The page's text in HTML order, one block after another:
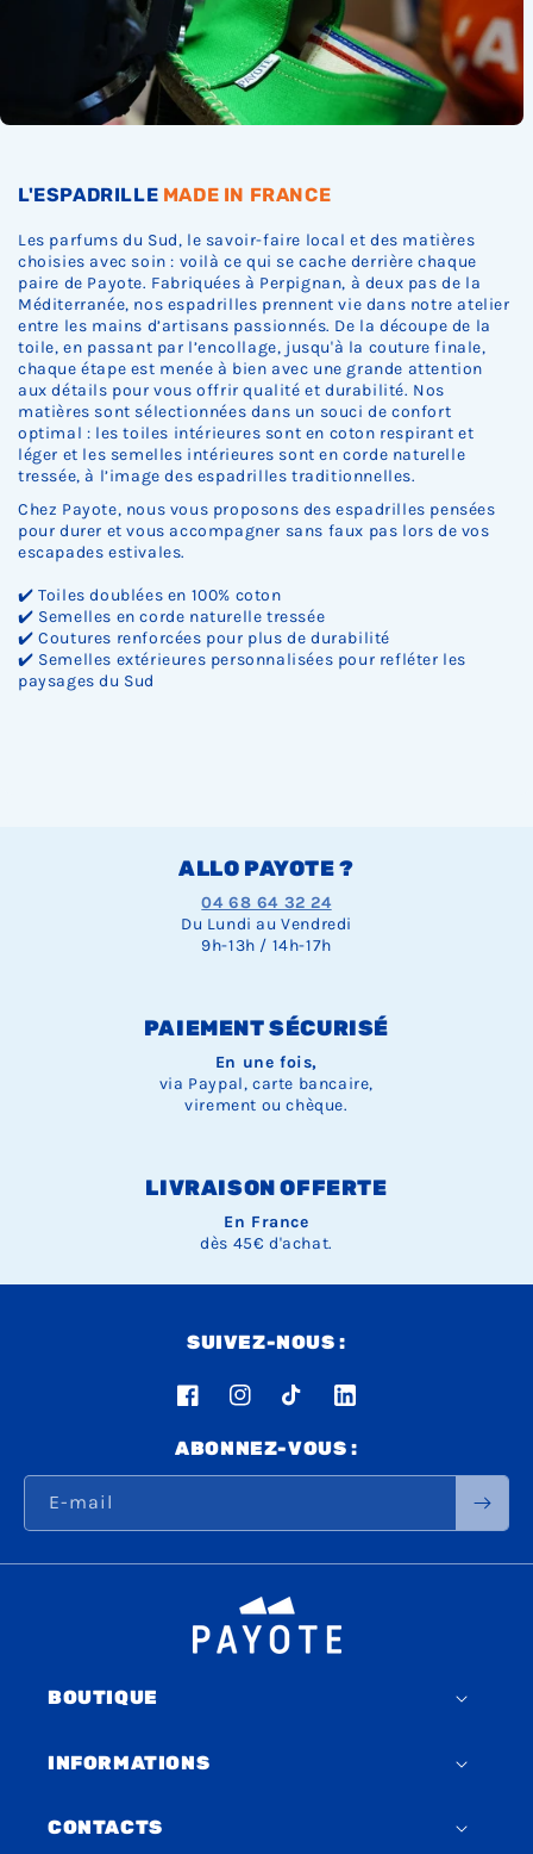
c
k
.
c
.
c
k
.
.
L'ESPADRILLE MADE IN FRANCE
Les parfums du Sud, le savoir-faire local et des matières
choisies avec soin : voilà ce qui se cache derrière chaque
paire de Payote. Fabriquées à Perpignan, à deux pas de la
Méditerranée, nos espadrilles prennent vie dans notre atelier
entre les mains d’artisans passionnés. De la découpe de la
toile, en passant par l’encollage, jusqu'à la couture finale,
chaque étape est menée à bien avec une grande attention
aux détails pour vous offrir qualité et durabilité. Nos
matières sont sélectionnées dans un souci de confort
optimal : les toiles intérieures sont en coton respirant et
léger et les semelles intérieures sont en corde naturelle
tressée, à l’image des espadrilles traditionnelles.
Chez Payote, nous vous proposons des espadrilles pensées
pour durer et vous accompagner sans faux pas lors de vos
escapades estivales.
✔️ Toiles doublées en 100% coton
✔️ Semelles en corde naturelle tressée
✔️ Coutures renforcées pour plus de durabilité
✔️ Semelles extérieures personnalisées pour refléter les
paysages du Sud
ALLO PAYOTE ?
04 68 64 32 24
Du Lundi au Vendredi
9h-13h / 14h-17h
PAIEMENT SÉCURISÉ
En une fois,
via Paypal, carte bancaire,
virement ou chèque.
LIVRAISON OFFERTE
En France
dès 45€ d'achat.
SUIVEZ-NOUS :
FacebookInstagramTikTok LinkedIn
ABONNEZ-VOUS :
E-mail
BOUTIQUE
INFORMATIONS
CONTACTS